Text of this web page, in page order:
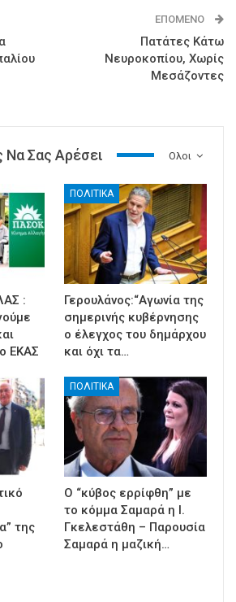
ΕΠΌΜΕΝΟ
Πατάτες Κάτω
Νευροκοπίου, Χωρίς
Μεσάζοντες
Ολοι
Να Σας Αρέσει
:
ΕΚΑΣ
ΠΟΛΙΤΙΚΑ
Γερουλάνος:“Αγωνία της
σημερινής κυβέρνησης
ο έλεγχος του δημάρχου
και όχι τα…
της
ΠΟΛΙΤΙΚΑ
Ο “κύβος ερρίφθη” με
το κόμμα Σαμαρά η Ι.
Γκελεστάθη – Παρουσία
Σαμαρά η μαζική…